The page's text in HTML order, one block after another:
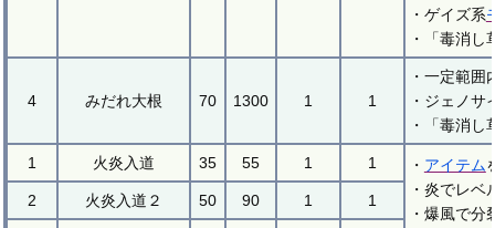
・ゲイズ系
・「毒消
4 みだれ大根 70 1300 1 1
・一定範
・ジェノ
・「毒消
1 火炎入道 35 55 1 1 ・ アイテム
・炎でレ
・爆風で分
2 火炎入道２ 50 90 1 1